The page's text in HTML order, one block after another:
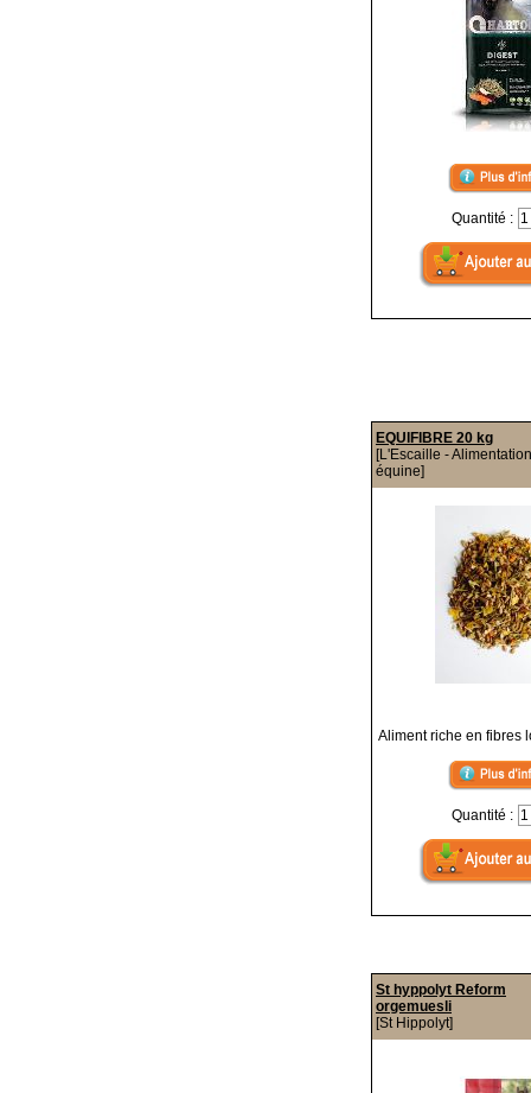
Quantité :
EQUIFIBRE 20 kg
[L'Escaille - Alimentation
équine]
Aliment riche en fibres
Quantité :
St hyppolyt Reform
orgemuesli
[St Hippolyt]